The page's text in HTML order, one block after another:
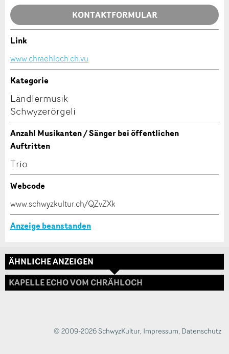
Nachricht
* Eingabe erforderlich
an guidle übermittelt.
NACHRICHT SENDEN
Schliessen
* Eingabe erforderlich
Schliessen
KONTAKTFORMULAR
Kontakt
Verfassen Sie eine Nachricht für die Kontaktpersonen
Adresse
Link
www.chraehloch.ch.vu
Kategorie
Ländlermusik
Schwyzerörgeli
Anzahl Musikanten / Sänger bei öffentlichen
Auftritten
Trio
Webcode
www.schwyzkultur.ch/QZvZXk
Anzeige beanstanden
ÄHNLICHE ANZEIGEN
KAPELLE ECHO VOM CHRÄHLOCH
© 2009-2026 SchwyzKultur, Impressum, Datenschutz